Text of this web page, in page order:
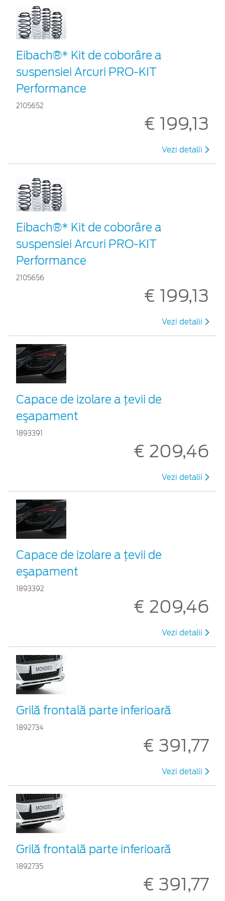
Eibach®* Kit de coborâre a
suspensiei Arcuri PRO-KIT
Performance
2105652
€ 199,13
Vezi detalii
Eibach®* Kit de coborâre a
suspensiei Arcuri PRO-KIT
Performance
2105656
€ 199,13
Vezi detalii
Capace de izolare a ţevii de
eşapament
1893391
€ 209,46
Vezi detalii
Capace de izolare a ţevii de
eşapament
1893392
€ 209,46
Vezi detalii
Grilă frontală parte inferioară
1892734
€ 391,77
Vezi detalii
Grilă frontală parte inferioară
1892735
€ 391,77